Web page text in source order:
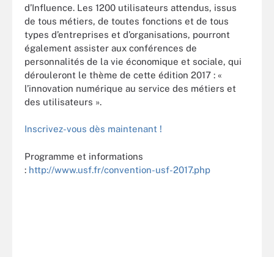
d’Influence. Les 1200 utilisateurs attendus, issus
de tous métiers, de toutes fonctions et de tous
types d’entreprises et d’organisations, pourront
également assister aux conférences de
personnalités de la vie économique et sociale, qui
dérouleront le thème de cette édition 2017 : «
l’innovation numérique au service des métiers et
des utilisateurs ».
Inscrivez-vous dès maintenant !
Programme et informations
: http://www.usf.fr/convention-usf-2017.php